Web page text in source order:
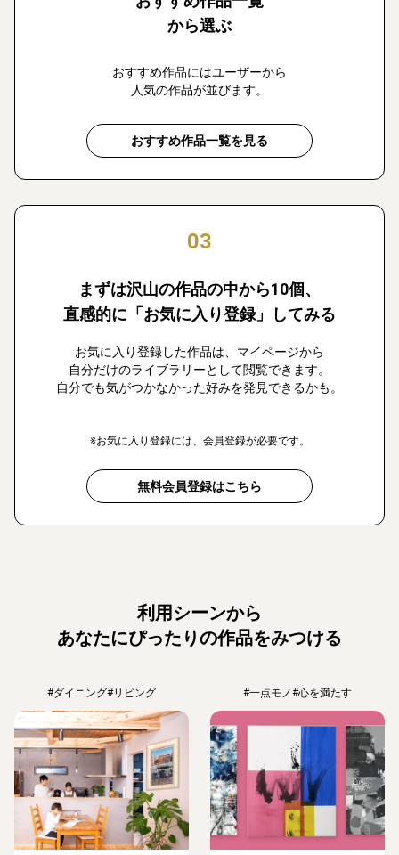
から選ぶ
おすすめ作品にはユーザーから
人気の作品が並びます。
おすすめ作品一覧を見る
03
まずは沢山の作品の中から10個、
直感的に「お気に入り登録」してみる
お気に入り登録した作品は、マイページから
自分だけのライブラリーとして閲覧できます。
自分でも気がつかなかった好みを発見できるかも。
※お気に入り登録には、会員登録が必要です。
無料会員登録はこちら
利用シーンから
あなたにぴったりの作品をみつける
#ダイニング#リビング #一点モノ#心を満たす